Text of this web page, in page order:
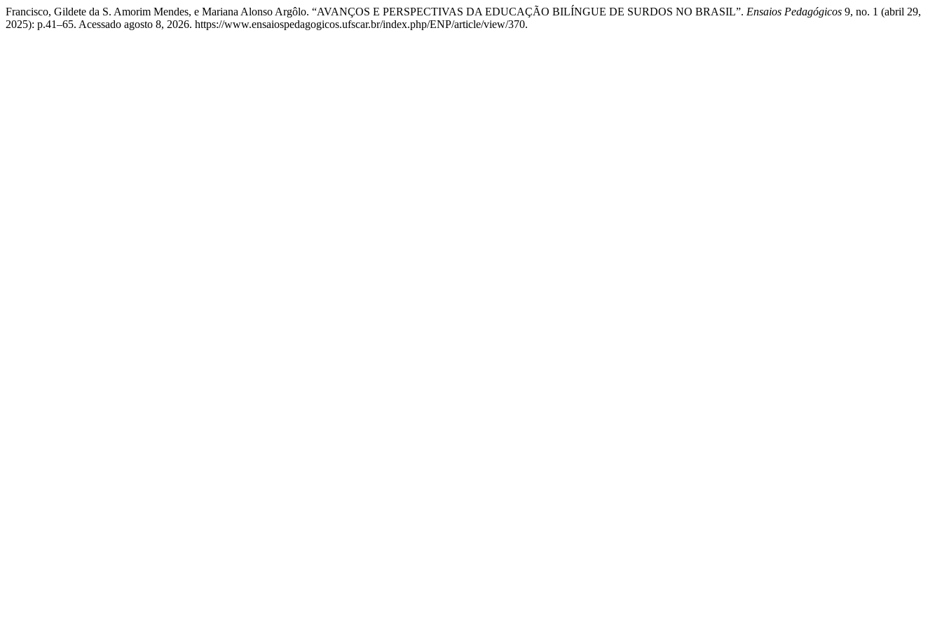
Francisco, Gildete da S. Amorim Mendes, e Mariana Alonso Argôlo. “AVANÇOS E PERSPECTIVAS DA EDUCAÇÃO BILÍNGUE DE SURDOS NO BRASIL”. Ensaios Pedagógicos 9, no. 1 (abril 29,
2025): p.41–65. Acessado agosto 8, 2026. https://www.ensaiospedagogicos.ufscar.br/index.php/ENP/article/view/370.